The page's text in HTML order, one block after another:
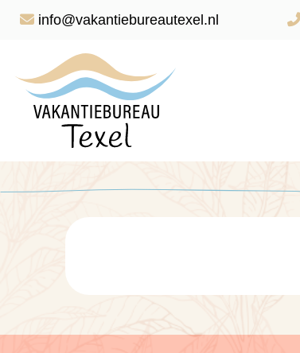
info@vakantiebureautexel.nl